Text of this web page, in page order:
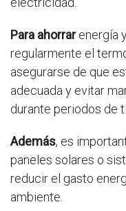
Para ahorrarenergía
regularmente el
asegurarse de que
adecuada y evitar
durante periodos de
Además, es
paneles solares o
reducir el gasto
ambiente.